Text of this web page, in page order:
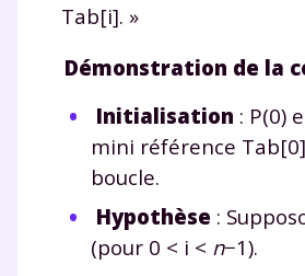
Tab[i]. »
Démonstration de la
Initialisation : P(0)
mini référence Tab[0]
boucle.
Hypothèse :
(pour 0 < i < n−1).